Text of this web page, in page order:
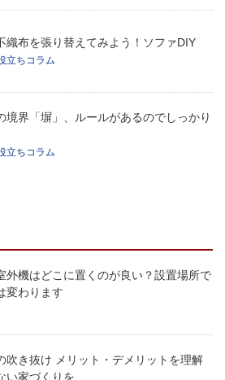
織布を張り替えてみよう！ソファDIY
立ちコラム
境界「塀」、ルールがあるのでしっかり
立ちコラム
外機はどこに置くのが良い？設置場所で
変わります
吹き抜け メリット・デメリットを理解
い家づくりを